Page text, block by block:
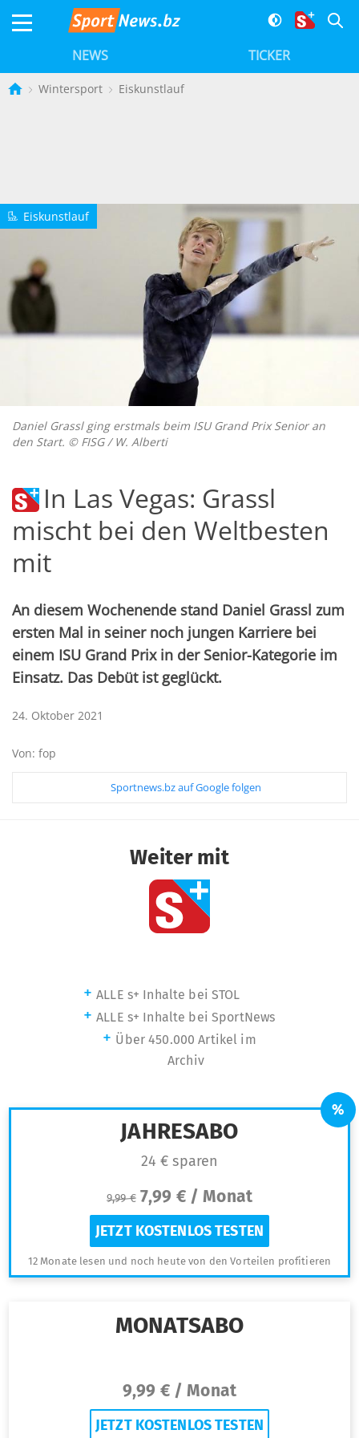
NEWS TICKER
Wintersport Eiskunstlauf
2 Eiskunstlauf
Daniel Grassl ging erstmals beim ISU Grand Prix Senior an
den Start. © FISG / W. Alberti
In Las Vegas: Grassl
mischt bei den Weltbesten
mit
An diesem Wochenende stand Daniel Grassl zum
ersten Mal in seiner noch jungen Karriere bei
einem ISU Grand Prix in der Senior-Kategorie im
Einsatz. Das Debüt ist geglückt.
24. Oktober 2021
Von: fop
Sportnews.bz auf Google folgen